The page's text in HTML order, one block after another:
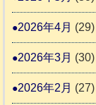
2026年4月 (29)
2026年3月 (30)
2026年2月 (27)